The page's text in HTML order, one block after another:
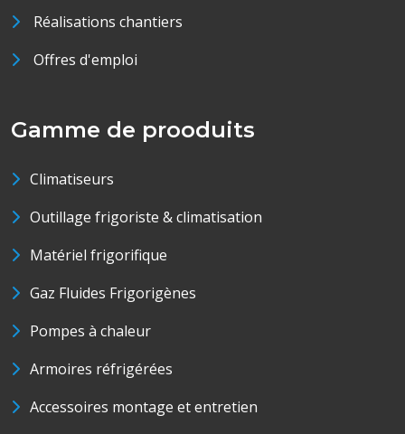
Réalisations chantiers
Offres d'emploi
Gamme de prooduits
Climatiseurs
Outillage frigoriste & climatisation
Matériel frigorifique
Gaz Fluides Frigorigènes
Pompes à chaleur
Armoires réfrigérées
Accessoires montage et entretien